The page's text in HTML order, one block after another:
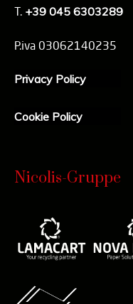
T. +39 045 6303289
P.iva 03062140235
Privacy Policy
Cookie Policy
Nicolis-Gruppe